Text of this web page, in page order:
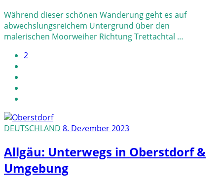
Während dieser schönen Wanderung geht es auf
abwechslungsreichem Untergrund über den
malerischen Moorweiher Richtung Trettachtal …
2
DEUTSCHLAND 8. Dezember 2023
Allgäu: Unterwegs in Oberstdorf &
Umgebung